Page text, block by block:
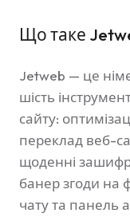
Що таке
Jetweb — це
шість
сайту:
переклад веб-
щоденні
банер згоди на
чату та панель